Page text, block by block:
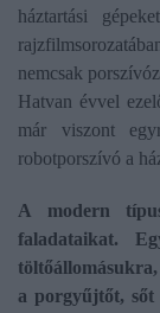
háztartási
nemcsak
Hatvan évvel
már viszont
robotporszívó a
A modern
faladataikat.
a porgyűjtőt, sőt